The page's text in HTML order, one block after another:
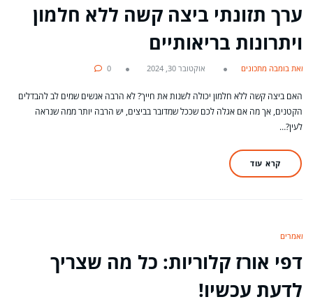
ערך תזונתי ביצה קשה ללא חלמון
ויתרונות בריאותיים
מאת בומבה מתכונים אוקטובר 30, 2024 0
האם ביצה קשה ללא חלמון יכולה לשנות את חייך? לא הרבה אנשים שמים לב להבדלים
הקטנים, אך מה אם אגלה לכם שככל שמדובר בביצים, יש הרבה יותר ממה שנראה
לעין?…
קרא עוד
מאמרים
דפי אורז קלוריות: כל מה שצריך
לדעת עכשיו!